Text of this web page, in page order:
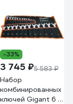
-33%
3 745 ₽5 583 ₽
Набор
комбинированных
ключей Gigant 6 -